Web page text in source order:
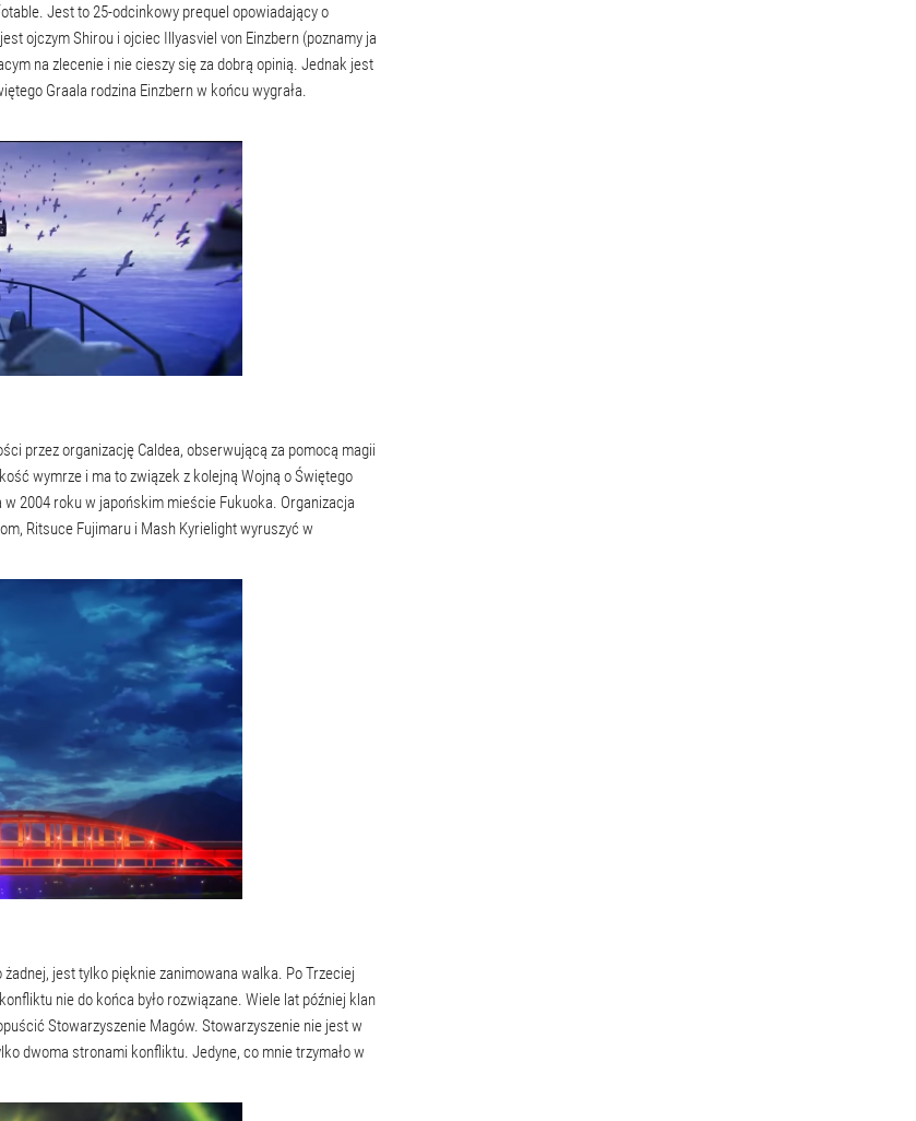
Jest to 25-odcinkowy prequel opowiadający o
ojczym Shirou i ojciec Illyasviel von Einzbern (poznamy ja
na zlecenie i nie cieszy się za dobrą opinią. Jednak jest
Graala rodzina Einzbern w końcu wygrała.
przez organizację Caldea, obserwującą za pomocą magii
wymrze i ma to związek z kolejną Wojną o Świętego
2004 roku w japońskim mieście Fukuoka. Organizacja
Ritsuce Fujimaru i Mash Kyrielight wyruszyć w
jest tylko pięknie zanimowana walka. Po Trzeciej
nie do końca było rozwiązane. Wiele lat później klan
Stowarzyszenie Magów. Stowarzyszenie nie jest w
dwoma stronami konfliktu. Jedyne, co mnie trzymało w